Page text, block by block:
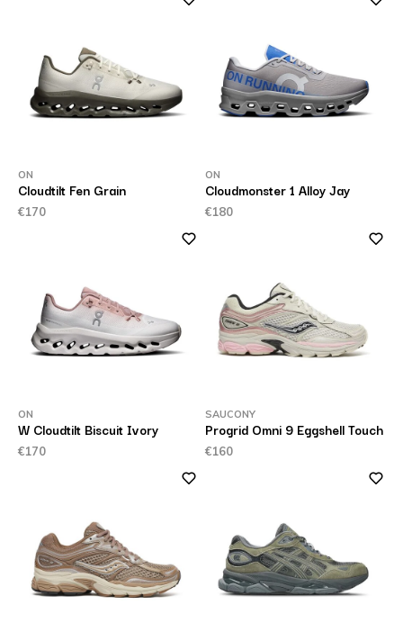
ON
Cloudtilt Fen Grain
€170
ON
Cloudmonster 1 Alloy Jay
€180
ON
W Cloudtilt Biscuit Ivory
€170
SAUCONY
Progrid Omni 9 Eggshell Touch
€160